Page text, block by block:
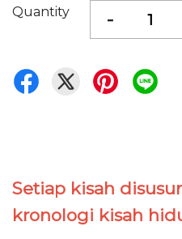
Quantity -
Setiap kisah
kronologi kisah